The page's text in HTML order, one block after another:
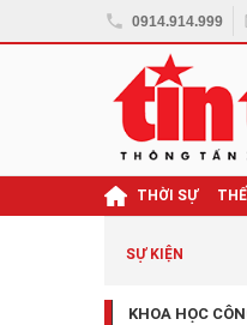
0914.914.999
THỜI SỰ
SỰ KIỆN
KHOA HỌC